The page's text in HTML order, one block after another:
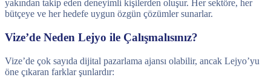
yakından takip eden deneyimli kişilerden oluşur. Her sektöre, her
bütçeye ve her hedefe uygun özgün çözümler sunarlar.
Vize’de Neden Lejyo ile Çalışmalısınız?
Vize’de çok sayıda dijital pazarlama ajansı olabilir, ancak Lejyo’yu
öne çıkaran farklar şunlardır: